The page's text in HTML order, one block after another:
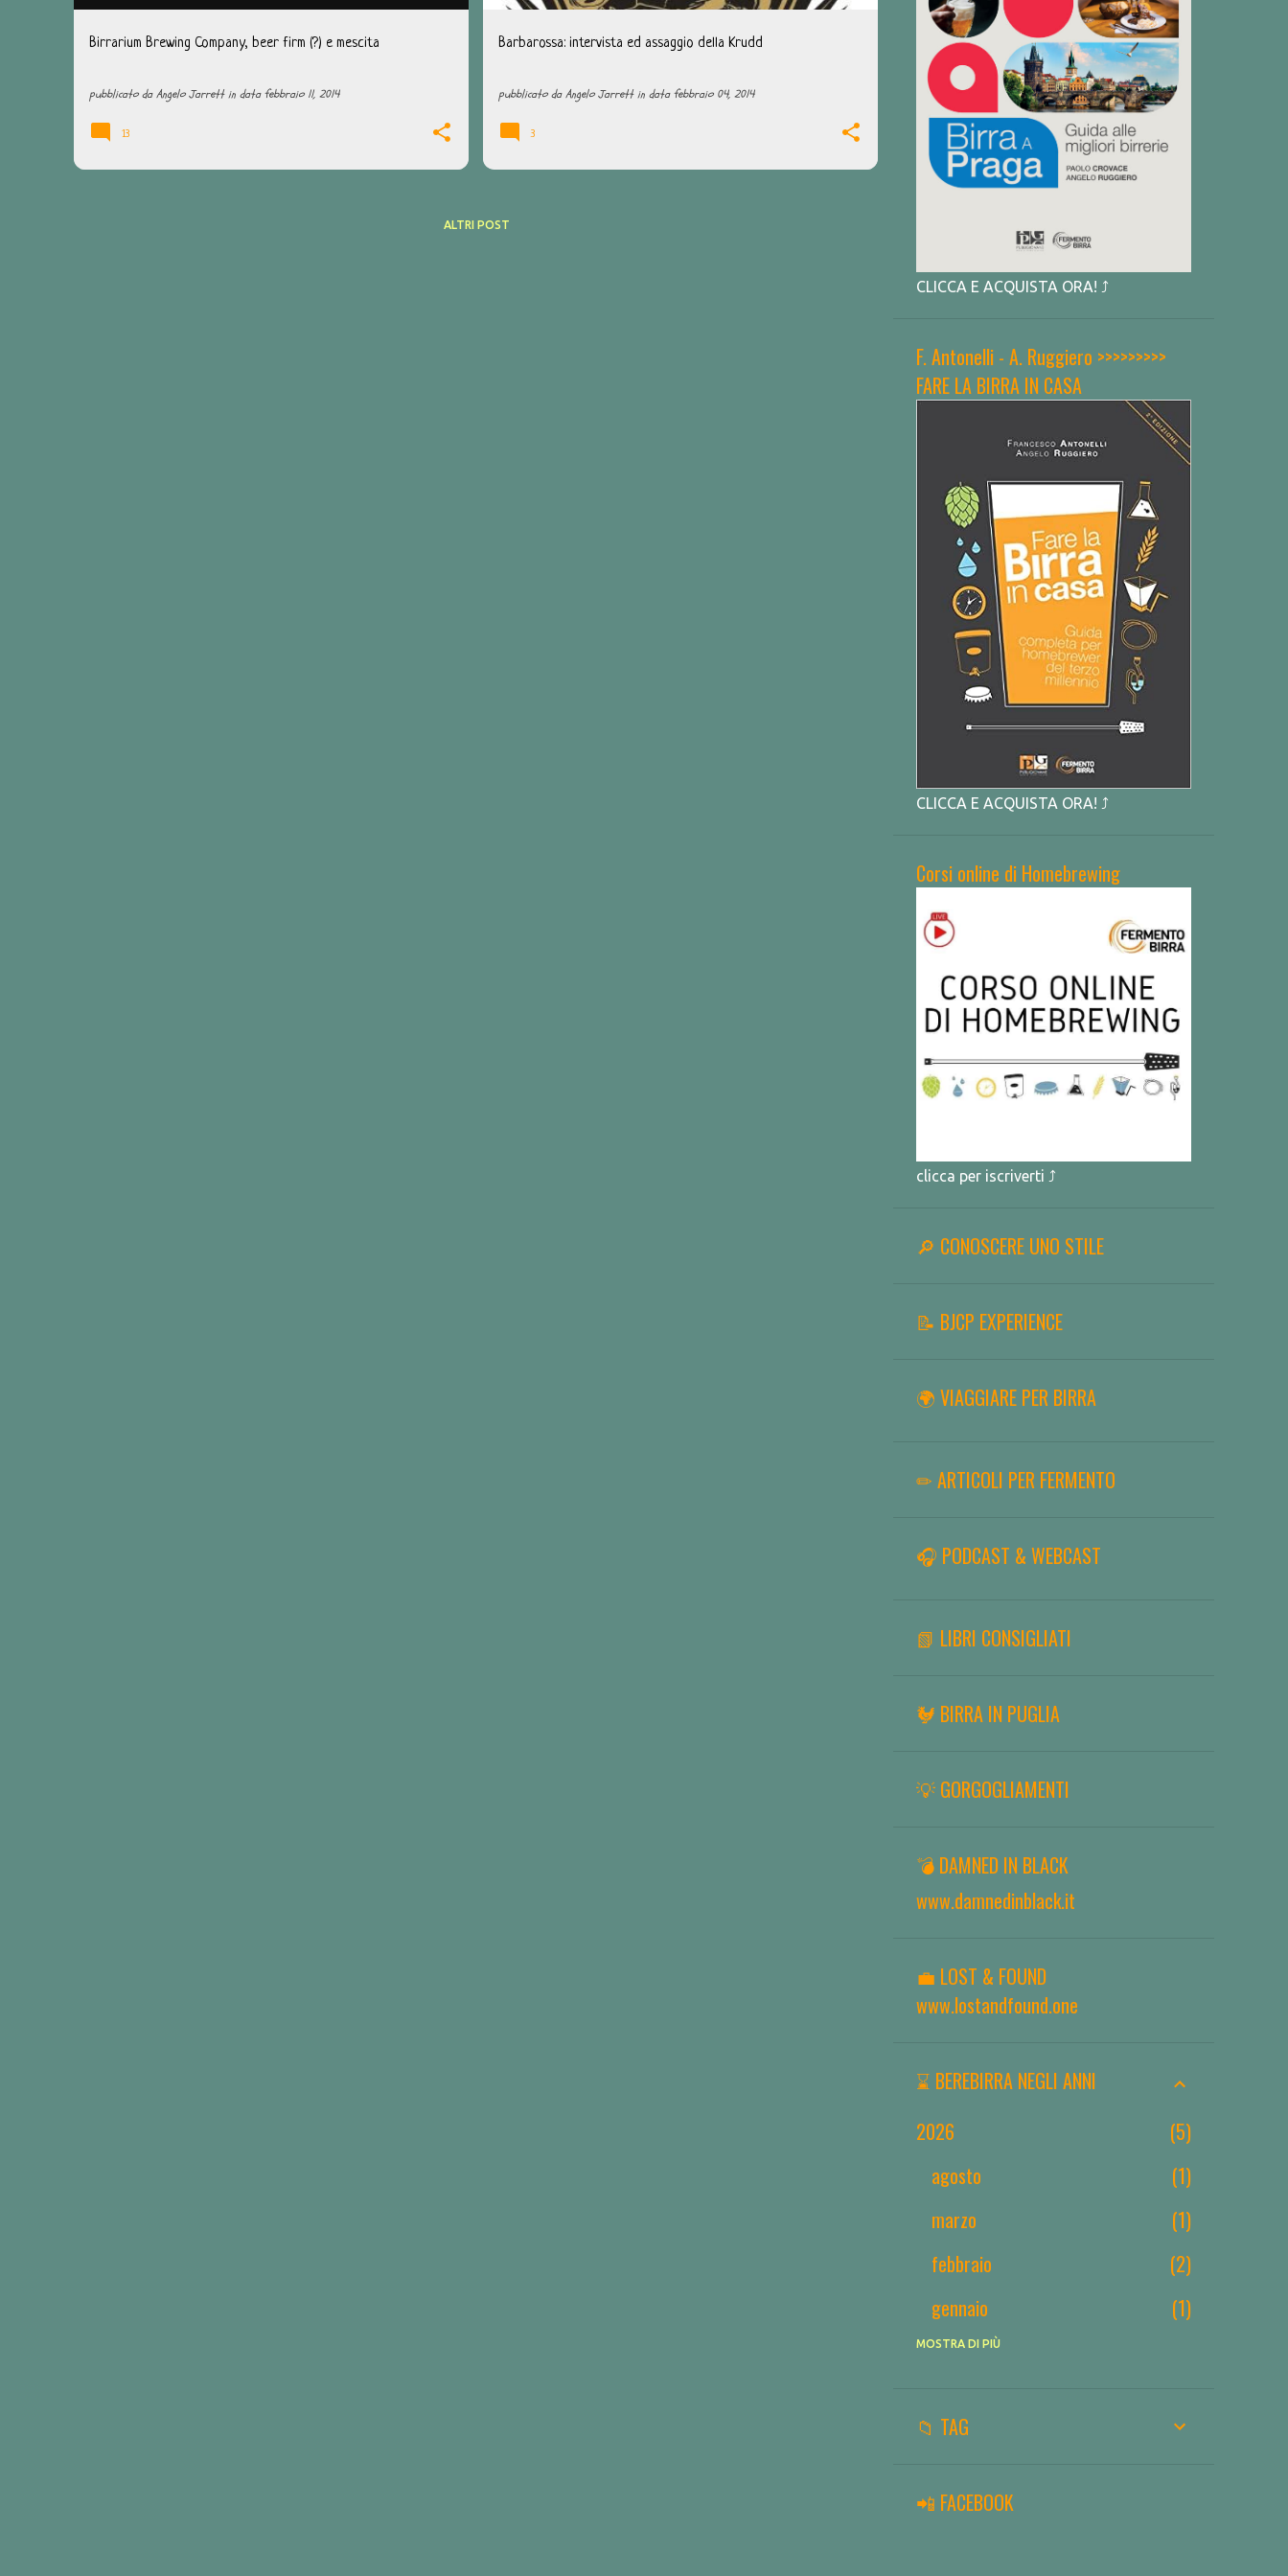
Birrarium Brewing Company, beer firm (?) e mescita
pubblicato daAngelo Jarrett in datafebbraio 11, 2014
13
Barbarossa: intervista ed assaggio della Krudd
pubblicato daAngelo Jarrett in datafebbraio 04, 2014
3
ALTRI POST
CLICCA E ACQUISTA ORA! ⤴
F. Antonelli - A. Ruggiero >>>>>>>>>
FARE LA BIRRA IN CASA
CLICCA E ACQUISTA ORA! ⤴
Corsi online di Homebrewing
clicca per iscriverti ⤴
🔎 CONOSCERE UNO STILE
📝 BJCP EXPERIENCE
🌍 VIAGGIARE PER BIRRA
✏ ARTICOLI PER FERMENTO
🎧 PODCAST & WEBCAST
📗 LIBRI CONSIGLIATI
🐓 BIRRA IN PUGLIA
💡 GORGOGLIAMENTI
💣 DAMNED IN BLACK
www.damnedinblack.it
💼 LOST & FOUND
www.lostandfound.one
⌛ BEREBIRRA NEGLI ANNI
2026
5
agosto
1
marzo
1
febbraio
2
gennaio
1
2025
novembre
1
MOSTRA DI PIÙ
📁 TAG
📲 FACEBOOK